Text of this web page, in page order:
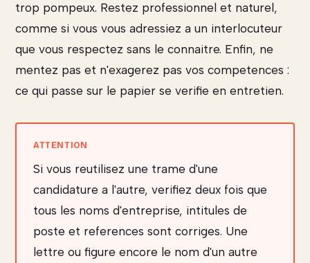
trop pompeux. Restez professionnel et naturel,
comme si vous vous adressiez a un interlocuteur
que vous respectez sans le connaitre. Enfin, ne
mentez pas et n'exagerez pas vos competences :
ce qui passe sur le papier se verifie en entretien.
Si vous reutilisez une trame d'une
candidature a l'autre, verifiez deux fois que
tous les noms d'entreprise, intitules de
poste et references sont corriges. Une
lettre ou figure encore le nom d'un autre